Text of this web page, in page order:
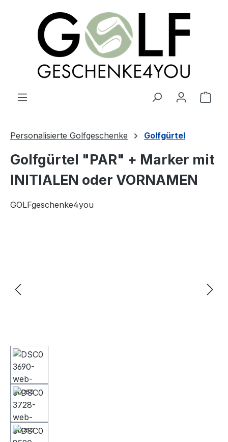
springen
Personalisierte Golfgeschenke Golfgürtel
Golfgürtel "PAR" + Marker mit
INITIALEN oder VORNAMEN
GOLFgeschenke4you